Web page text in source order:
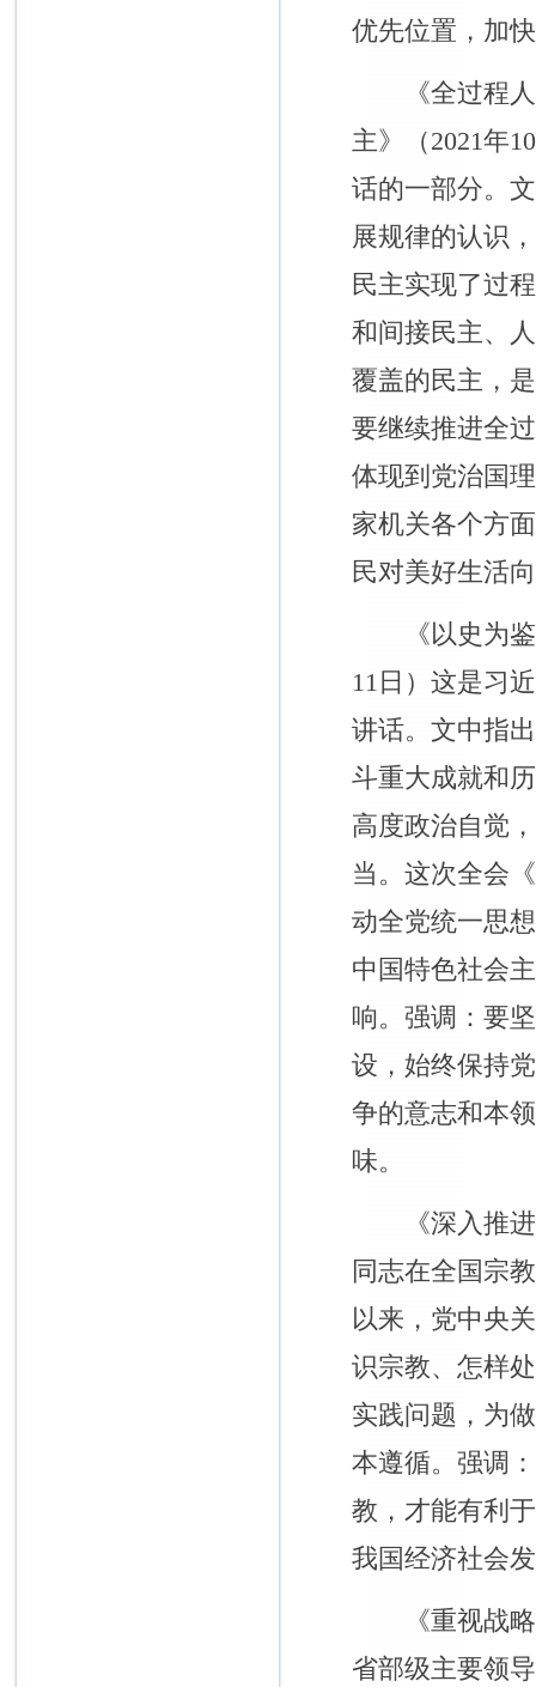
优先位置，加
《全过程人
主》（2021年
话的一部分。
展规律的认识
民主实现了过
和间接民主、
覆盖的民主，
要继续推进全
体现到党治国
家机关各个方
民对美好生活
《以史为鉴
11日）这是习
讲话。文中指
斗重大成就和
高度政治自觉
当。这次全会
动全党统一思
中国特色社会
响。强调：要
设，始终保持
争的意志和本
味。
《深入推进
同志在全国宗
以来，党中央
识宗教、怎样
实践问题，为
本遵循。强调
教，才能有利
我国经济社会
《重视战略
省部级主要领